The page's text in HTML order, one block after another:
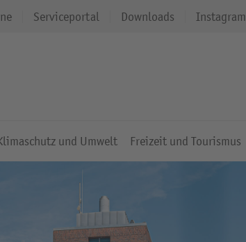
Serviceportal Downloads Instagram
und Umwelt Freizeit und Tourismus